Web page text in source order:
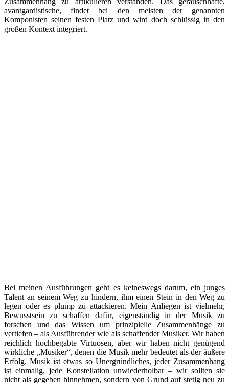
avantgardistische, findet bei den meisten der genannten
Komponisten seinen festen Platz und wird doch schlüssig in den
großen Kontext integriert.
Bei meinen Ausführungen geht es keineswegs darum, ein junges
Talent an seinem Weg zu hindern, ihm einen Stein in den Weg zu
legen oder es plump zu attackieren. Mein Anliegen ist vielmehr,
Bewusstsein zu schaffen dafür, eigenständig in der Musik zu
forschen und das Wissen um prinzipielle Zusammenhänge zu
vertiefen – als Ausführender wie als schaffender Musiker. Wir haben
reichlich hochbegabte Virtuosen, aber wir haben nicht genügend
wirkliche „Musiker“, denen die Musik mehr bedeutet als der äußere
Erfolg. Musik ist etwas so Unergründliches, jeder Zusammenhang
ist einmalig, jede Konstellation unwiederholbar – wir sollten sie
nicht als gegeben hinnehmen, sondern von Grund auf stetig neu zu